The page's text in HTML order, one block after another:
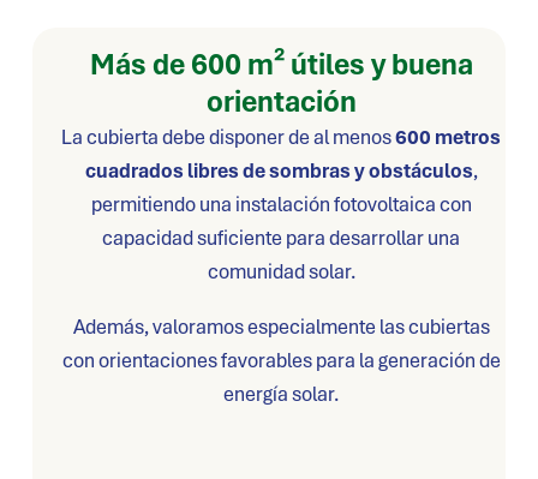
Más de 600 m² útiles y buena
orientación
La cubierta debe disponer de al menos600 metros
cuadrados libres de sombras y obstáculos,
permitiendo una instalación fotovoltaica con
capacidad suficiente para desarrollar una
comunidad solar.
Además, valoramos especialmente las cubiertas
con orientaciones favorables para la generación de
energía solar.